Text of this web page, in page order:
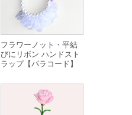
フラワーノット・平結
びにリボン ハンドスト
ラップ【パラコード】